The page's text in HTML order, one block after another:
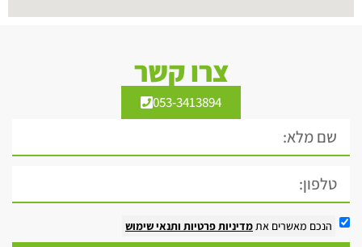
צרו קשר
053-3413894
הנכם מאשרים אתמדיניות פרטיות ותנאי שימוש